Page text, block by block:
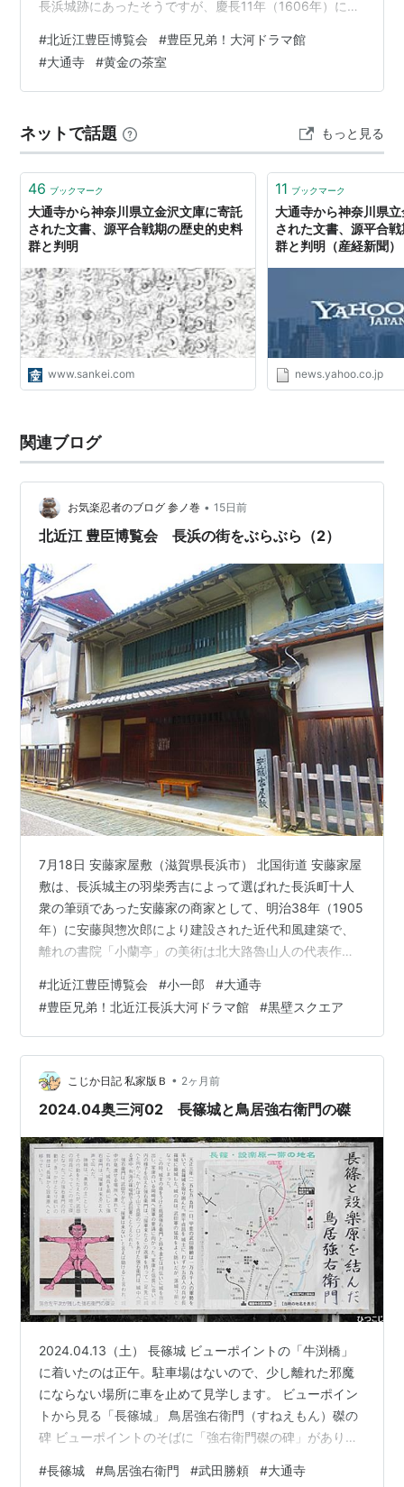
長浜城跡にあったそうですが、慶長11年（1606年）に現
家康から賜った教如は、はじめは東本願寺の御影堂とし
てその殿舎を使っていましたが、承応年間（1652〜1654
年）に大通寺の本殿として移築したものと伝わります。
河ドラマ館』がオープンしてます。大河ドラマ館を訪れ
るのは、2…
#北近江豊臣博覧会 #豊臣兄弟！大河ドラマ館
#大通寺 #黄金の茶室
ネットで話題 もっと見る
46 ブックマーク
大通寺から神奈川県立金沢文庫に寄託
された文書、源平合戦期の歴史的史料
群と判明
www.sankei.com
11 ブックマーク
大通寺から神奈川県
された文書、源平合
群と判明（産経新聞
news.yahoo.co.jp
関連ブログ
お気楽忍者のブログ 参ノ巻 • 15日前
北近江 豊臣博覧会 長浜の街をぶらぶら（2）
7月18日 安藤家屋敷（滋賀県長浜市） 北国街道 安藤家屋
敷は、長浜城主の羽柴秀吉によって選ばれた長浜町十人
衆の筆頭であった安藤家の商家として、明治38年（1905
年）に安藤與惣次郎により建設された近代和風建築で、
離れの書院「小蘭亭」の美術は北大路魯山人の代表作と
ww 黒壁五號館（滋賀県長浜市） 黒壁五號館の黒壁
AMISUさんはお土産物店。 建物は、明治7年（1874年）
に町民の寄付で建てられた現在の長浜小学校の前身とな
る洋風木造校舎の一部だったそうです。 地酒やクラフト
ビールですね。 色が凄い！ 96 CAFEさんの黒壁ソフトク
リームww …
#北近江豊臣博覧会 #小一郎 #大通寺
#豊臣兄弟！北近江長浜大河ドラマ館 #黒壁スクエア
こじか日記 私家版Ｂ • 2ヶ月前
2024.04奥三河02 長篠城と鳥居強右衛門の磔
2024.04.13（土） 長篠城 ビューポイントの「牛渕橋」
に着いたのは正午。駐車場はないので、少し離れた邪魔
にならない場所に車を止めて見学します。 ビューポイン
トから見る「長篠城」 鳥居強右衛門（すねえもん）磔の
碑 ビューポイントのそばに「強右衛門磔の碑」がありま
城に援軍を頼みに行き、吉報を持って戻ってきたら武田
#長篠城 #鳥居強右衛門 #武田勝頼 #大通寺